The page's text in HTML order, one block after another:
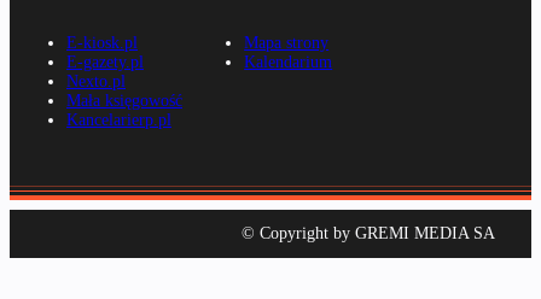
E-kiosk.pl
E-gazety.pl
Nexto.pl
Mała księgowość
Kancelarierp.pl
Mapa strony
Kalendarium
© Copyright by GREMI MEDIA SA